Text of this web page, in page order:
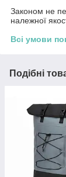
Законом не
належної
Всі умови
Подібні